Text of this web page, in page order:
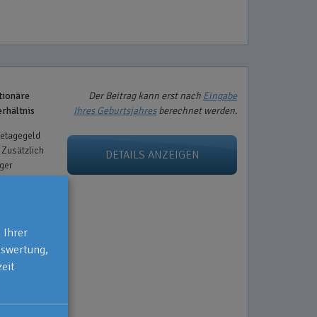
dem
sich
Der Beitrag kann erst nach Eingabe
Ihres Geburtsjahresberechnet werden.
DETAILS ANZEIGEN
Ihrer